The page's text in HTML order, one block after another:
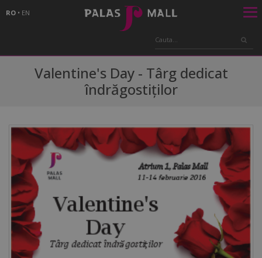
RO • EN
Valentine's Day - Târg dedicat
îndrăgostiților